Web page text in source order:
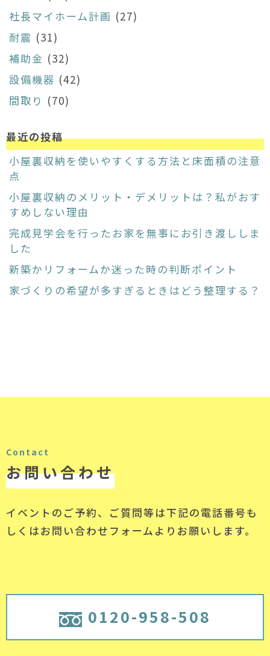
社長マイホーム計画 (27)
耐震 (31)
補助金 (32)
設備機器 (42)
間取り (70)
最近の投稿
小屋裏収納を使いやすくする方法と床面積の注意
点
小屋裏収納のメリット・デメリットは？私がおす
すめしない理由
完成見学会を行ったお家を無事にお引き渡ししま
した
新築かリフォームか迷った時の判断ポイント
家づくりの希望が多すぎるときはどう整理する？
Contact
お問い合わせ
イベントのご予約、ご質問等は下記の電話番号も
しくはお問い合わせフォームよりお願いします。
0120-958-508